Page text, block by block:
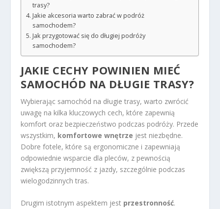
trasy?
Jakie akcesoria warto zabrać w podróż
samochodem?
Jak przygotować się do długiej podróży
samochodem?
JAKIE CECHY POWINIEN MIEĆ
SAMOCHÓD NA DŁUGIE TRASY?
Wybierając samochód na długie trasy, warto zwrócić
uwagę na kilka kluczowych cech, które zapewnią
komfort oraz bezpieczeństwo podczas podróży. Przede
wszystkim, komfortowe wnętrze jest niezbędne.
Dobre fotele, które są ergonomiczne i zapewniają
odpowiednie wsparcie dla pleców, z pewnością
zwiększą przyjemność z jazdy, szczególnie podczas
wielogodzinnych tras.
Drugim istotnym aspektem jest przestronność.